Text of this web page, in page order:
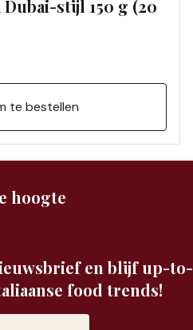
stijl 150 g (20
te bestellen
hoogte
en blijf up-to-
food trends!